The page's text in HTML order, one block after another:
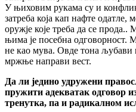
У њиховим рукама су и
затреба која кап нафте одатле,
оружје које треба да се
њима је посебна одговорност.
не као мува. Овде тона љубави
мржње направи вест.
Да ли једино удружени
пружити адекватак одговор
тренутка, па и радикалном